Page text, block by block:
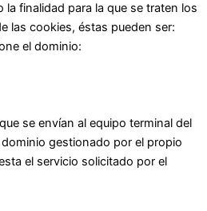
la finalidad para la que se traten los
las cookies, éstas pueden ser:
el dominio:
se envían al equipo terminal del
gestionado por el propio
el servicio solicitado por el